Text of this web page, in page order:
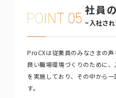
社員
~入社さ
ProCXは従業員のみなさまの
良い職場環境づくりのために
を実施しており、その中から
す。